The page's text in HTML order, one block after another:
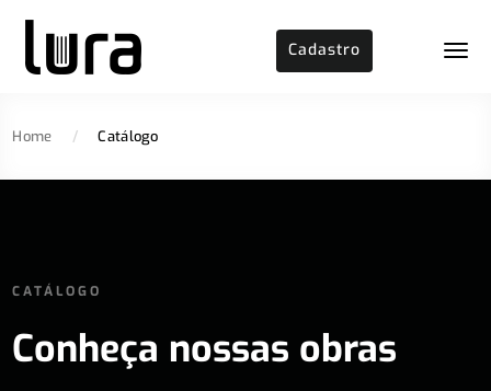
Cadastro
Home / Catálogo
CATÁLOGO
Conheça nossas obras